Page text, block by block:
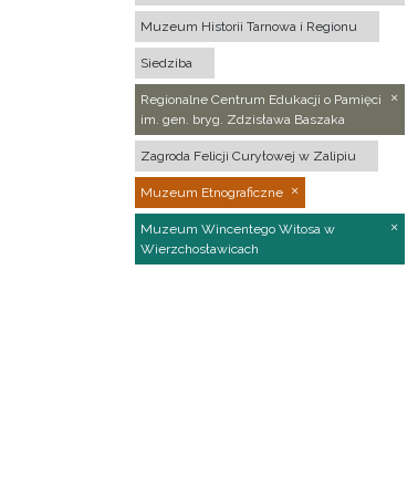
Muzeum Historii Tarnowa i Regionu
Siedziba
Regionalne Centrum Edukacji o Pamięci
im. gen. bryg. Zdzisława Baszaka
Zagroda Felicji Curyłowej w Zalipiu
Muzeum Etnograficzne
Muzeum Wincentego Witosa w
Wierzchosławicach